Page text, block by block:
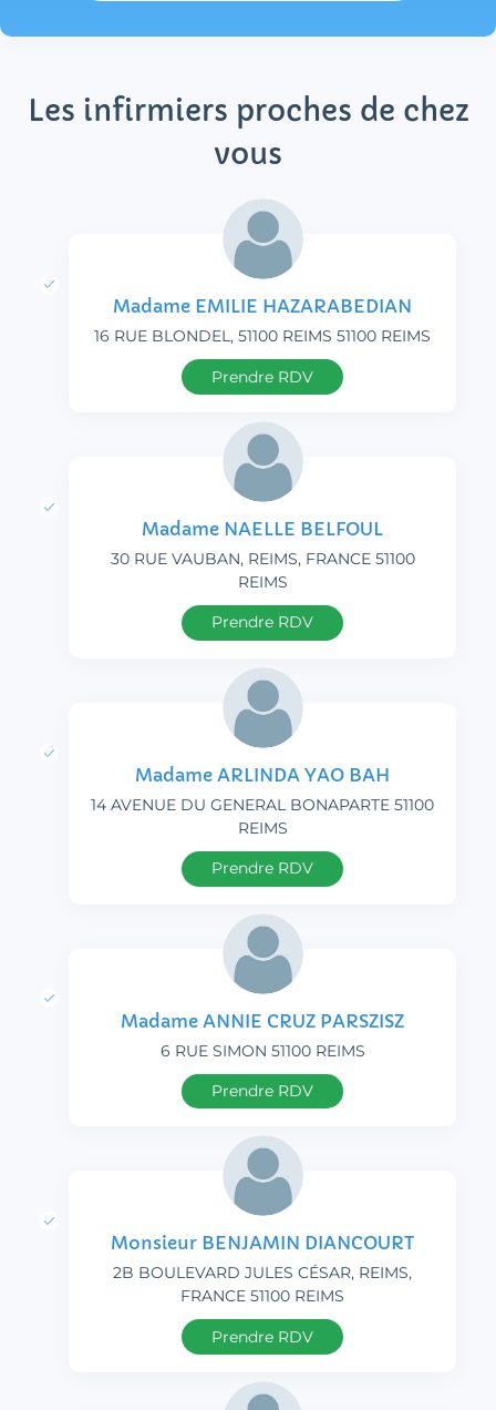
Les infirmiers proches de chez
vous
Madame EMILIE HAZARABEDIAN
16 RUE BLONDEL, 51100 REIMS 51100 REIMS
Prendre RDV
Madame NAELLE BELFOUL
30 RUE VAUBAN, REIMS, FRANCE 51100
REIMS
Prendre RDV
Madame ARLINDA YAO BAH
14 AVENUE DU GENERAL BONAPARTE 51100
REIMS
Prendre RDV
Madame ANNIE CRUZ PARSZISZ
6 RUE SIMON 51100 REIMS
Prendre RDV
Monsieur BENJAMIN DIANCOURT
2B BOULEVARD JULES CÉSAR, REIMS,
FRANCE 51100 REIMS
Prendre RDV